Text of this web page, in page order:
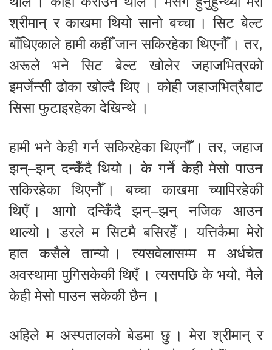
श्रीमान् र काखमा थियो सानो बच्चा । सिट बेल्ट
बाँधिएकाले हामी कहीँ जान सकिरहेका थिएनौँ । तर,
अरूले भने सिट बेल्ट खोलेर जहाजभित्रको
इमर्जेन्सी ढोका खोल्दै थिए । कोही जहाजभित्रैबाट
सिसा फुटाइरहेका देखिन्थे ।
हामी भने केही गर्न सकिरहेका थिएनौँ । तर, जहाज
झन्–झन् दन्कँदै थियो । के गर्ने केही मेसो पाउन
सकिरहेका थिएनौँ । बच्चा काखमा च्यापिरहेकी
थिएँ । आगो दन्किँदै झन्–झन् नजिक आउन
थाल्यो । डरले म सिटमै बसिरहेँ । यत्तिकैमा मेरो
हात कसैले तान्यो । त्यसवेलासम्म म अर्धचेत
अवस्थामा पुगिसकेकी थिएँ । त्यसपछि के भयो, मैले
केही मेसो पाउन सकेकी छैन ।
अहिले म अस्पतालको बेडमा छु । मेरा श्रीमान् र